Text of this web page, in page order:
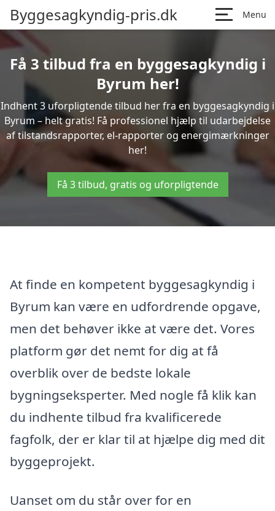
Byggesagkyndig-pris.dk Menu
Få 3 tilbud fra en byggesagkyndig i
Byrum her!
Indhent 3 uforpligtende tilbud her fra en byggesagkyndig i
Byrum – helt gratis! Få professionel hjælp til udarbejdelse
af tilstandsrapporter, el-rapporter og energimærkninger
her!
Få 3 tilbud, gratis og uforpligtende
At finde en kompetent byggesagkyndig i
Byrum kan være en udfordrende opgave,
men det behøver ikke at være det. Vores
platform gør det nemt for dig at få
overblik over de bedste lokale
bygningseksperter. Med nogle få klik kan
du indhente tilbud fra kvalificerede
fagfolk, der er klar til at hjælpe dig med dit
byggeprojekt.
Uanset om du står over for en